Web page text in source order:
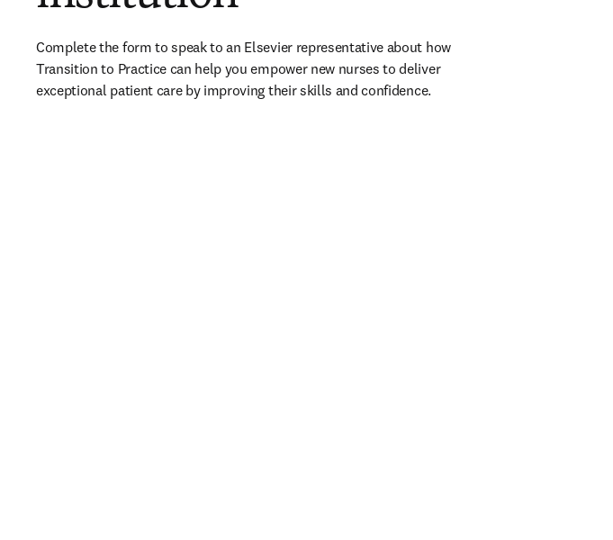
Complete the form to speak to an Elsevier representative about how
Transition to Practice can help you empower new nurses to deliver
exceptional patient care by improving their skills and confidence.